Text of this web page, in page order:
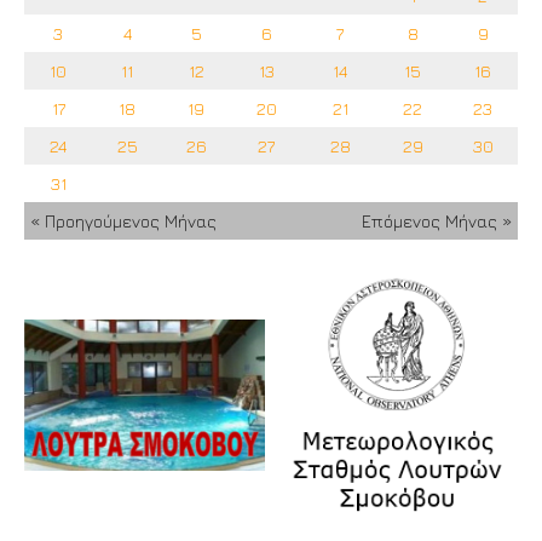
3
4 5 6 7 8
9
10
11 12 13 14 15
16
17
18 19 20 21 22
23
24
25 26 27 28 29
30
31
« Προηγούμενος Μήνας
Επόμενος Μήνας »